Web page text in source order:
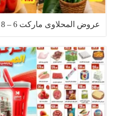
عروض المحلاوى ماركت 6 – 8 أغسطس 2026